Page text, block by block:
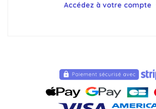
Accédez à votre compte